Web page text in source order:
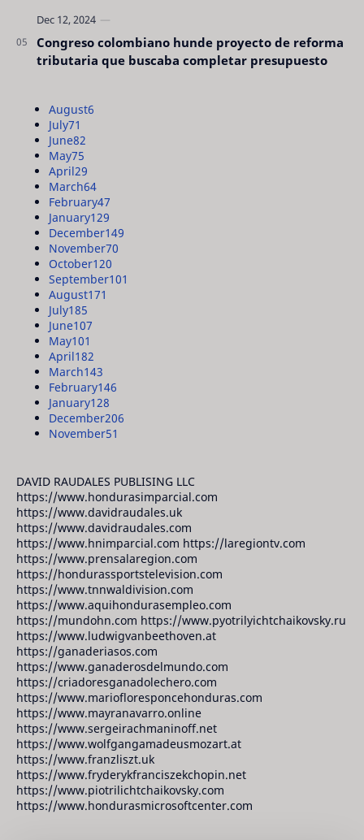
Congreso colombiano hunde proyecto de reforma
tributaria que buscaba completar presupuesto
August6
July71
June82
May75
April29
March64
February47
January129
December149
November70
October120
September101
August171
July185
June107
May101
April182
March143
February146
January128
December206
November51
DAVID RAUDALES PUBLISING LLC
https://www.hondurasimparcial.com
https://www.davidraudales.uk
https://www.davidraudales.com
https://www.hnimparcial.com https://laregiontv.com
https://www.prensalaregion.com
https://hondurassportstelevision.com
https://www.tnnwaldivision.com
https://www.aquihondurasempleo.com
https://mundohn.com https://www.pyotrilyichtchaikovsky.ru
https://www.ludwigvanbeethoven.at
https://ganaderiasos.com
https://www.ganaderosdelmundo.com
https://criadoresganadolechero.com
https://www.mariofloresponcehonduras.com
https://www.mayranavarro.online
https://www.sergeirachmaninoff.net
https://www.wolfgangamadeusmozart.at
https://www.franzliszt.uk
https://www.fryderykfranciszekchopin.net
https://www.piotrilichtchaikovsky.com
https://www.hondurasmicrosoftcenter.com